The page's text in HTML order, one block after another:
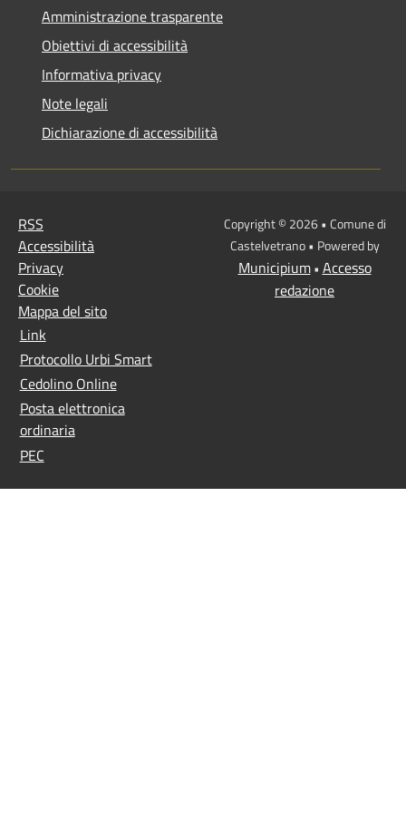
Amministrazione trasparente
Obiettivi di accessibilità
Informativa privacy
Note legali
Dichiarazione di accessibilità
RSS
Accessibilità
Privacy
Cookie
Mappa del sito
Link
Protocollo Urbi Smart
Cedolino Online
Posta elettronica
ordinaria
PEC
Copyright © 2026 • Comune di
Castelvetrano • Powered by
Municipium• Accesso
redazione